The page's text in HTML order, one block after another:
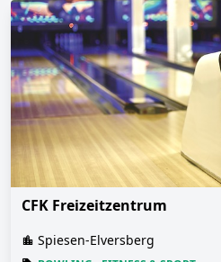
CFK Freizeitzentrum
Spiesen-Elversberg